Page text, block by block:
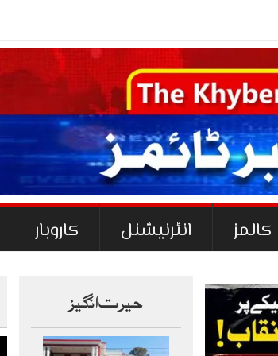
کالمز انٹرنیشنل کاروبار
حیرت انگیز